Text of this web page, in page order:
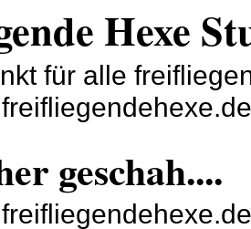
Hexe
für alle
geschah....